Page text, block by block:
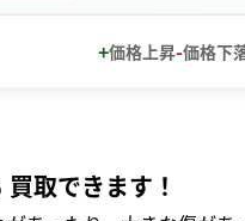
+価格上昇-価格下
取できます！